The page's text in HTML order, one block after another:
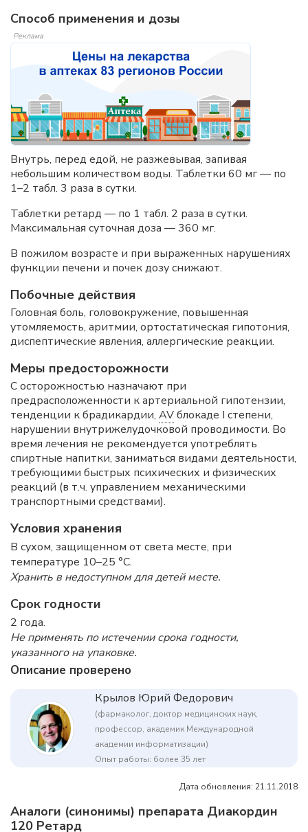
Способ применения и дозы
Реклама
Внутрь, перед едой, не разжевывая, запивая
небольшим количеством воды. Таблетки 60 мг — по
1–2 табл. 3 раза в сутки.
Таблетки ретард — по 1 табл. 2 раза в сутки.
Максимальная суточная доза — 360 мг.
В пожилом возрасте и при выраженных нарушениях
функции печени и почек дозу снижают.
Побочные действия
Головная боль, головокружение, повышенная
утомляемость, аритмии, ортостатическая гипотония,
диспептические явления, аллергические реакции.
Меры предосторожности
С осторожностью назначают при
предрасположенности к артериальной гипотензии,
тенденции к брадикардии, AVблокаде I степени,
нарушении внутрижелудочковой проводимости. Во
время лечения не рекомендуется употреблять
спиртные напитки, заниматься видами деятельности,
требующими быстрых психических и физических
реакций (в т.ч. управлением механическими
транспортными средствами).
Условия хранения
В сухом, защищенном от света месте, при
температуре 10–25 °C.
Хранить в недоступном для детей месте.
Срок годности
2 года.
Не применять по истечении срока годности,
указанного на упаковке.
Описание проверено
Крылов Юрий Федорович
(фармаколог, доктор медицинских наук,
профессор, академик Международной
академии информатизации)
Опыт работы: более 35 лет
Дата обновления: 21.11.2018
Аналоги (синонимы) препарата Диакордин
120 Ретард